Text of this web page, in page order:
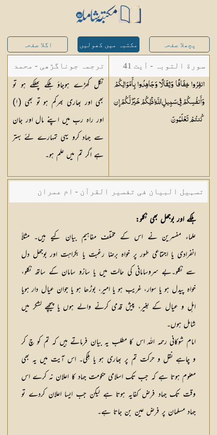
پچھلا صفحہ مکتبہ میں کھولیں اگلا صفحہ
سورة التوبہ - آیت 41
انفِرُوا خِفَافًا وَثِقَالًا وَجَاهِدُوا بِأَمْوَالِكُمْ
وَأَنفُسِكُمْ فِي سَبِيلِ اللَّهِ ۚ ذَٰلِكُمْ خَيْرٌ لَّكُمْ إِن
كُنتُمْتَعْلَمُونَ
ترجمہ جوناگڑھی - محمد
جونا گڑھی
نکل کھڑے ہوجاؤ ہلکے پھلکے ہو تو
بھی اور بھاری بھرکم ہو تو بھی (١)
اور راہ رب میں اپنے مال اور جان
سے جہاد کرو یہی تمہارے لئے بہتر
ہے اگر تم میں علم ہو۔
تسہیل البیان فی تفسیر القرآن - ام عمران
شکیلہ بنت میاں فضل حسین
ہلکے اور بوجھل بھی نکلو:
علماء مفسرین نے اس کے مختلف مفاہیم بیان کیے ہیں۔ مثلاً
انفرادی یا اجتماعی طور پر خواہ برضا رغبت یا بکراہت اور بوجھل دل
سے نکلو۔بے سروسامانی کی حالت میں یا سازو سامان کے ساتھ نکلو،
خواہ پیدل ہو یا سوار، غریب ہو یا امیر، بوڑھا ہو یا جوان عیال دار ہویا
اہل و عیال کے بغیر، پیش قدمی کرنے والے ہوں یا پیچھے لشکر میں
شامل ہوں۔
امام شوکانی رحمہ اللہ اس کا مطلب یہ بیان فرماتے ہیں کہ تم کو چ کر
و چاہے نقل و حرکت تم پر بھاری ہو یا ہلکی۔ اس آیت میں یہ بھی
معلوم ہوتا ہے کہ جب تک اسلامی حکومت جہاد کا اعلان نہ کرے اس
وقت تک جہاد فرض کفایہ ہوتا ہے لیکن جب ایسا اعلان کردے تو
جہاد مسلمان پر فرض عین بن جاتا ہے۔